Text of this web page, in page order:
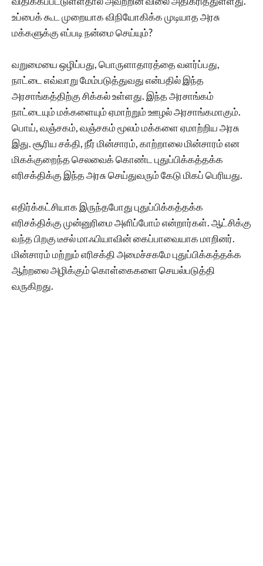
உப்பைக் கூட முறையாக விநியோகிக்க முடியாத அரசு
மக்களுக்கு எப்படி நன்மை செய்யும்?
வறுமையை ஒழிப்பது, பொருளாதாரத்தை வளர்ப்பது,
நாட்டை எவ்வாறு மேம்படுத்துவது என்பதில் இந்த
அரசாங்கத்திற்கு சிக்கல் உள்ளது. இந்த அரசாங்கம்
நாட்டையும் மக்களையும் ஏமாற்றும் ஊழல் அரசாங்கமாகும்.
பொய், வஞ்சகம், வஞ்சகம் மூலம் மக்களை ஏமாற்றிய அரசு
இது. சூரிய சக்தி, நீர் மின்சாரம், காற்றாலை மின்சாரம் என
மிகக்குறைந்த செலவைக் கொண்ட புதுப்பிக்கத்தக்க
எரிசக்திக்கு இந்த அரசு செய்துவரும் கேடு மிகப் பெரியது.
எதிர்க்கட்சியாக இருந்தபோது புதுப்பிக்கத்தக்க
எரிசக்திக்கு முன்னுரிமை அளிப்போம் என்றார்கள். ஆட்சிக்கு
வந்த பிறகு டீசல் மாஃபியாவின் கைப்பாவையாக மாறினர்.
மின்சாரம் மற்றும் எரிசக்தி அமைச்சகமே புதுப்பிக்கத்தக்க
ஆற்றலை அழிக்கும் கொள்கைகளை செயல்படுத்தி
வருகிறது.